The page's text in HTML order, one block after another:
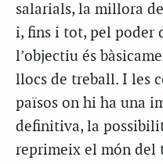
salarials, la millora
i, fins i tot, pel poder
l’objectiu és
llocs de treball. I les
països on hi ha una
definitiva, la
reprimeix el món del